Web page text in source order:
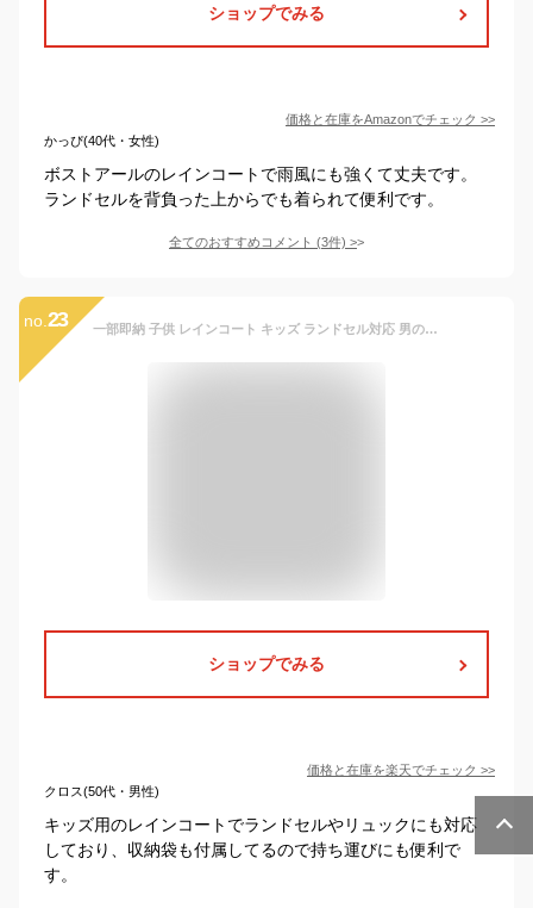
ショップでみる
価格と在庫をAmazonでチェック >>
かっぴ(40代・女性)
ボストアールのレインコートで雨風にも強くて丈夫です。
ランドセルを背負った上からでも着られて便利です。
全てのおすすめコメント (3件) >
no. 23 一部即納 子供 レインコート キッズ ランドセル対応 男の子 女の子 レインポンチョ つば付き 子どもレインコート 幼稚園 小学生 保育所 低学年 ジュニア ランドセル レインコート 子供 雨具 レイングッズ 雨合羽カッパ 梅雨 レインウェア 大きな8.5cmツバ付き 収納袋付き
ショップでみる
価格と在庫を楽天でチェック >>
クロス(50代・男性)
キッズ用のレインコートでランドセルやリュックにも対応
しており、収納袋も付属してるので持ち運びにも便利で
す。